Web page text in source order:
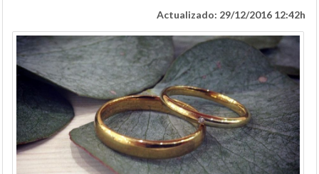
Actualizado: 29/12/2016 12:42h